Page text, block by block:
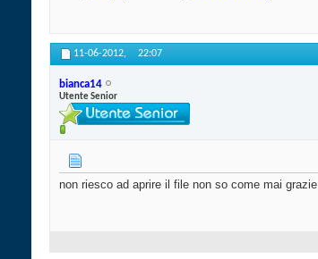
11-06-2012, 22:07
bianca14
Utente Senior
non riesco ad aprire il file non so come mai grazie